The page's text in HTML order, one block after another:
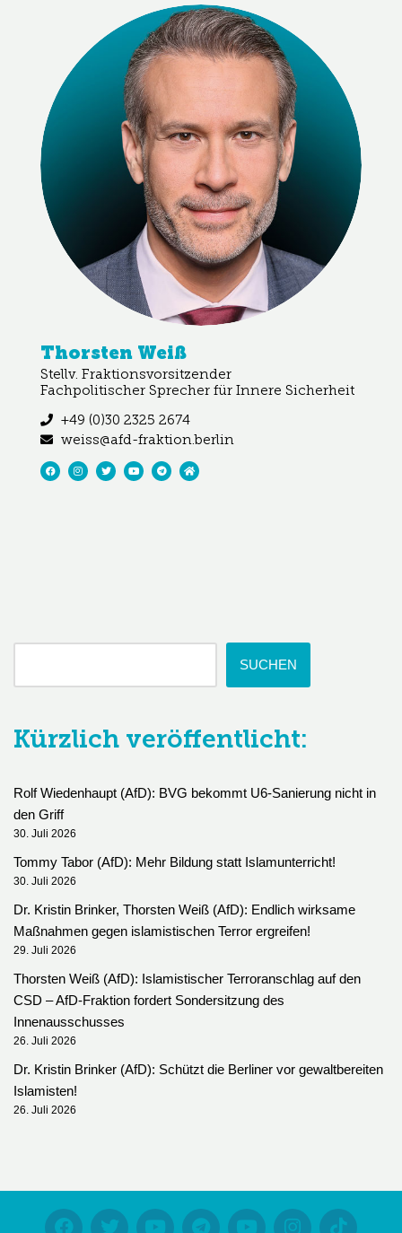
Thorsten Weiß
Stellv. Fraktionsvorsitzender
Fachpolitischer Sprecher für Innere Sicherheit
+49 (0)30 2325 2674
weiss@afd-fraktion.berlin
SUCHEN
Kürzlich veröffentlicht:
Rolf Wiedenhaupt (AfD): BVG bekommt U6-Sanierung nicht in
den Griff
30. Juli 2026
Tommy Tabor (AfD): Mehr Bildung statt Islamunterricht!
30. Juli 2026
Dr. Kristin Brinker, Thorsten Weiß (AfD): Endlich wirksame
Maßnahmen gegen islamistischen Terror ergreifen!
29. Juli 2026
Thorsten Weiß (AfD): Islamistischer Terroranschlag auf den
CSD – AfD-Fraktion fordert Sondersitzung des
Innenausschusses
26. Juli 2026
Dr. Kristin Brinker (AfD): Schützt die Berliner vor gewaltbereiten
Islamisten!
26. Juli 2026